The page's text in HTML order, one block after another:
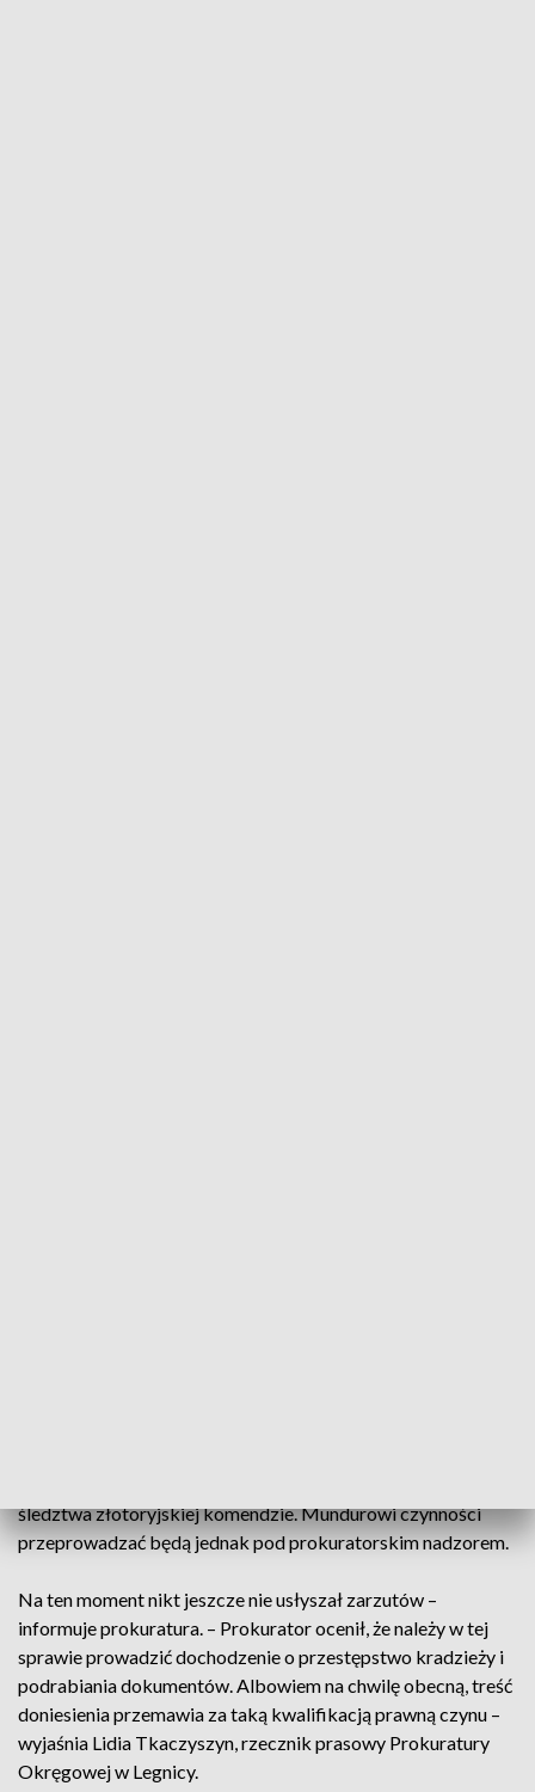
śledztwa złotoryjskiej komendzie. Mundurowi czynności
przeprowadzać będą jednak pod prokuratorskim nadzorem.
Na ten moment nikt jeszcze nie usłyszał zarzutów –
informuje prokuratura. – Prokurator ocenił, że należy w tej
sprawie prowadzić dochodzenie o przestępstwo kradzieży i
podrabiania dokumentów. Albowiem na chwilę obecną, treść
doniesienia przemawia za taką kwalifikacją prawną czynu –
wyjaśnia Lidia Tkaczyszyn, rzecznik prasowy Prokuratury
Okręgowej w Legnicy.